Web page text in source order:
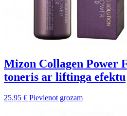
Mizon Collagen Power
toneris ar liftinga efektu
25.95 € Pievienot grozam